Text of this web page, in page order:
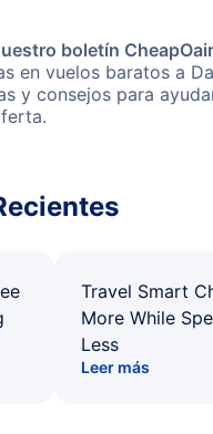
boletín CheapOair
en vuelos baratos a
y consejos para
Travel Smart
More While
Less
Leer más